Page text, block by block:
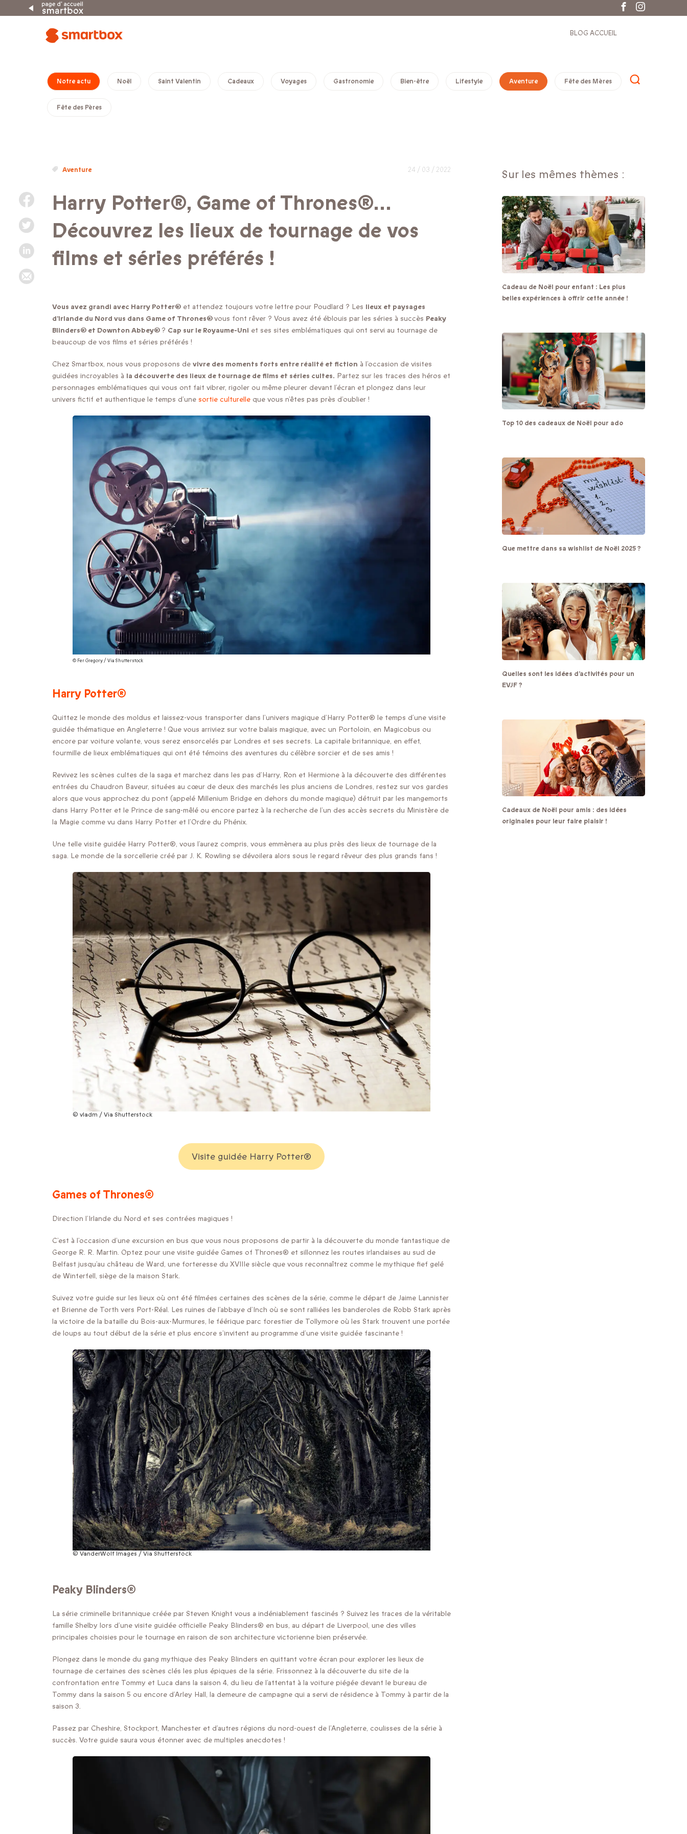
BLOG ACCUEIL
Notre actu Noël Saint Valentin Cadeaux Voyages Gastronomie Bien-être Lifestyle Aventure Fête des Mères
Fête des Pères
Aventure 24 / 03 / 2022
Harry Potter®, Game of Thrones®…
Découvrez les lieux de tournage de vos
films et séries préférés !
Vous avez grandi avec Harry Potter® et attendez toujours votre lettre pour Poudlard ? Les lieux et paysages
d’Irlande du Nord vus dans Game of Thrones®vous font rêver ? Vous avez été éblouis par les séries à succès Peaky
Blinders® et Downton Abbey® ? Cap sur le Royaume-Uni et ses sites emblématiques qui ont servi au tournage de
beaucoup de vos films et séries préférés !
Chez Smartbox, nous vous proposons de vivre des moments forts entre réalité et fiction à l’occasion de visites
guidées incroyables à la découverte des lieux de tournage de films et séries cultes. Partez sur les traces des héros et
personnages emblématiques qui vous ont fait vibrer, rigoler ou même pleurer devant l’écran et plongez dans leur
univers fictif et authentique le temps d’une sortie culturelle que vous n’êtes pas près d’oublier !
© Fer Gregory / Via Shutterstock
Harry Potter®
Quittez le monde des moldus et laissez-vous transporter dans l’univers magique d’Harry Potter® le temps d’une visite
guidée thématique en Angleterre ! Que vous arriviez sur votre balais magique, avec un Portoloin, en Magicobus ou
encore par voiture volante, vous serez ensorcelés par Londres et ses secrets. La capitale britannique, en effet,
fourmille de lieux emblématiques qui ont été témoins des aventures du célèbre sorcier et de ses amis !
Revivez les scènes cultes de la saga et marchez dans les pas d’Harry, Ron et Hermione à la découverte des différentes
entrées du Chaudron Baveur, situées au cœur de deux des marchés les plus anciens de Londres, restez sur vos gardes
alors que vous approchez du pont (appelé Millenium Bridge en dehors du monde magique) détruit par les mangemorts
dans Harry Potter et le Prince de sang-mêlé ou encore partez à la recherche de l’un des accès secrets du Ministère de
la Magie comme vu dans Harry Potter et l’Ordre du Phénix.
Une telle visite guidée Harry Potter®, vous l’aurez compris, vous emmènera au plus près des lieux de tournage de la
saga. Le monde de la sorcellerie créé par J. K. Rowling se dévoilera alors sous le regard rêveur des plus grands fans !
© vladm / Via Shutterstock
Visite guidée Harry Potter®
Games of Thrones®
Direction l’Irlande du Nord et ses contrées magiques !
C’est à l’occasion d’une excursion en bus que vous nous proposons de partir à la découverte du monde fantastique de
George R. R. Martin. Optez pour une visite guidée Games of Thrones® et sillonnez les routes irlandaises au sud de
Belfast jusqu’au château de Ward, une forteresse du XVIIIe siècle que vous reconnaîtrez comme le mythique fief gelé
de Winterfell, siège de la maison Stark.
Suivez votre guide sur les lieux où ont été filmées certaines des scènes de la série, comme le départ de Jaime Lannister
et Brienne de Torth vers Port-Réal. Les ruines de l’abbaye d’Inch où se sont ralliées les banderoles de Robb Stark après
la victoire de la bataille du Bois-aux-Murmures, le féérique parc forestier de Tollymore où les Stark trouvent une portée
de loups au tout début de la série et plus encore s’invitent au programme d’une visite guidée fascinante !
© VanderWolf Images / Via Shutterstock
Peaky Blinders®
La série criminelle britannique créée par Steven Knight vous a indéniablement fascinés ? Suivez les traces de la véritable
famille Shelby lors d’une visite guidée officielle Peaky Blinders® en bus, au départ de Liverpool, une des villes
principales choisies pour le tournage en raison de son architecture victorienne bien préservée.
Plongez dans le monde du gang mythique des Peaky Blinders en quittant votre écran pour explorer les lieux de
tournage de certaines des scènes clés les plus épiques de la série. Frissonnez à la découverte du site de la
confrontation entre Tommy et Luca dans la saison 4, du lieu de l’attentat à la voiture piégée devant le bureau de
Tommy dans la saison 5 ou encore d’Arley Hall, la demeure de campagne qui a servi de résidence à Tommy à partir de la
saison 3.
Passez par Cheshire, Stockport, Manchester et d’autres régions du nord-ouest de l’Angleterre, coulisses de la série à
succès. Votre guide saura vous étonner avec de multiples anecdotes !
Sur les mêmes thèmes :
Cadeau de Noël pour enfant : Les plus
belles expériences à offrir cette année !
Top 10 des cadeaux de Noël pour ado
Que mettre dans sa wishlist de Noël 2025 ?
Quelles sont les idées d’activités pour un
EVJF ?
Cadeaux de Noël pour amis : des idées
originales pour leur faire plaisir !